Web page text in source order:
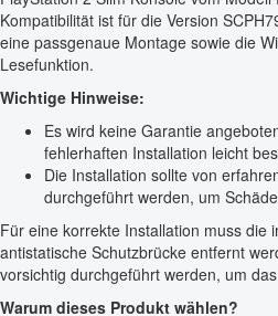
Kompatibilität ist für die Version
eine passgenaue Montage sowie die
Lesefunktion.
Wichtige Hinweise:
Es wird keine Garantie
fehlerhaften Installation leicht
Die Installation sollte von
durchgeführt werden, um
Für eine korrekte Installation muss die
antistatische Schutzbrücke entfernt
vorsichtig durchgeführt werden, um
Warum dieses Produkt wählen?